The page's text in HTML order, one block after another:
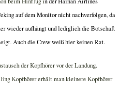
auf dem Monitor nicht nachverfolgen, da
wieder aufhängt und lediglich die Botschaft
Auch die Crew weiß hier keinen Rat.
der Kopfhörer vor der Landung.
Kopfhörer erhält man kleinere Kopfhörer